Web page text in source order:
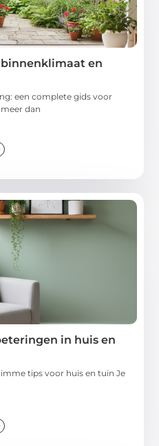
en
een complete gids voor
dan
in huis en
tips voor huis en tuin Je